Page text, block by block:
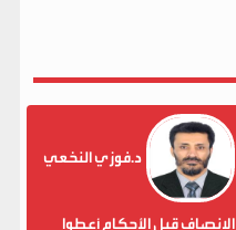
د.فوزي النخعي
الإنصاف قبل الأحكام أعطوا